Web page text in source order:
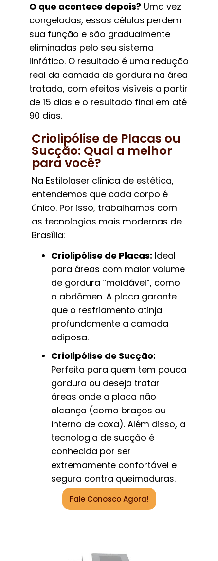
O que acontece depois? Uma vez
congeladas, essas células perdem
sua função e são gradualmente
eliminadas pelo seu sistema
linfático. O resultado é uma redução
real da camada de gordura na área
tratada, com efeitos visíveis a partir
de 15 dias e o resultado final em até
90 dias.
Criolipólise de Placas ou
Sucção: Qual a melhor
para você?
Na Estilolaser clínica de estética,
entendemos que cada corpo é
único. Por isso, trabalhamos com
as tecnologias mais modernas de
Brasília:
Criolipólise de Placas: Ideal
para áreas com maior volume
de gordura “moldável”, como
o abdômen. A placa garante
que o resfriamento atinja
profundamente a camada
adiposa.
Criolipólise de Sucção:
Perfeita para quem tem pouca
gordura ou deseja tratar
áreas onde a placa não
alcança (como braços ou
interno de coxa). Além disso, a
tecnologia de sucção é
conhecida por ser
extremamente confortável e
segura contra queimaduras.
Fale Conosco Agora!